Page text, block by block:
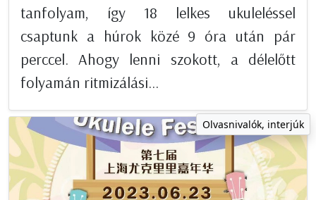
tanfolyam, így 18 lelkes ukuleléssel
csaptunk a húrok közé 9 óra után pár
perccel. Ahogy lenni szokott, a délelőtt
folyamán ritmizálási...
Olvasnivalók, interjúk